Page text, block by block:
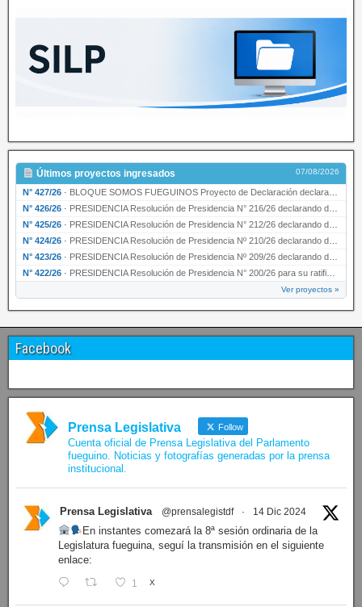
Últimos proyectos ingresados 07/08/2026
N° 427/26 · BLOQUE SOMOS FUEGUINOS Proyecto de Declaración declarando de interés provincial PRESIDENCI…
N° 426/26 · PRESIDENCIA Resolución de Presidencia N° 216/26 declarando de interés provincial la labor …
N° 425/26 · PRESIDENCIA Resolución de Presidencia N° 212/26 declarando de interés provincial el “50° A…
N° 424/26 · PRESIDENCIA Resolución de Presidencia Nº 210/26 declarando de interés provincial el proyec…
N° 423/26 · PRESIDENCIA Resolución de Presidencia Nº 209/26 declarando de interés provincial la presen…
N° 422/26 · PRESIDENCIA Resolución de Presidencia N° 200/26 para su ratificación.
Ver proyectos »
Facebook
Prensa Legislativa Follow
Cuenta oficial de Prensa Legislativa del Parlamento
fueguino. Noticias y fotografías generadas por la prensa
institucional.
Prensa Legislativa @prensalegistdf · 14 Dic 2024
En instantes comezará la 8ª sesión ordinaria de la
Legislatura fueguina, seguí la transmisión en el siguiente
enlace:
1 X